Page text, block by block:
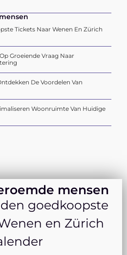
Tickets Naar Wenen En Zürich
Groeiende Vraag Naar
De Voordelen Van
Woonruimte Van Huidige
mensen
goedkoopste
en Zürich